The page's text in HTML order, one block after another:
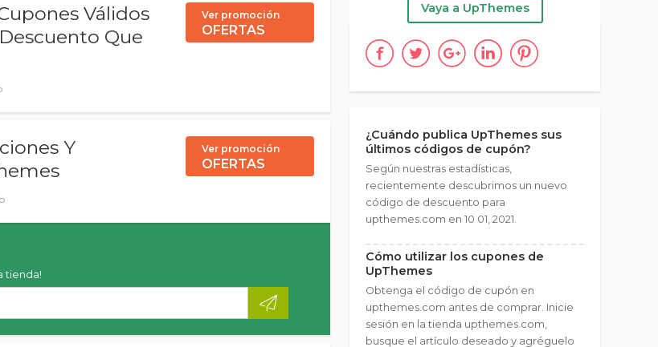
Válidos
Que
Ver promoción
OFERTAS
Y
Ver promoción
OFERTAS
tienda!
Vaya a UpThemes
¿Cuándo publica UpThemes sus
últimos códigos de cupón?
Según nuestras estadísticas,
recientemente descubrimos un nuevo
código de descuento para
upthemes.com en 10 01, 2021.
Cómo utilizar los cupones de
UpThemes
Obtenga el código de cupón en
upthemes.com antes de comprar. Inicie
sesión en la tienda upthemes.com,
busque el artículo deseado y agréguelo